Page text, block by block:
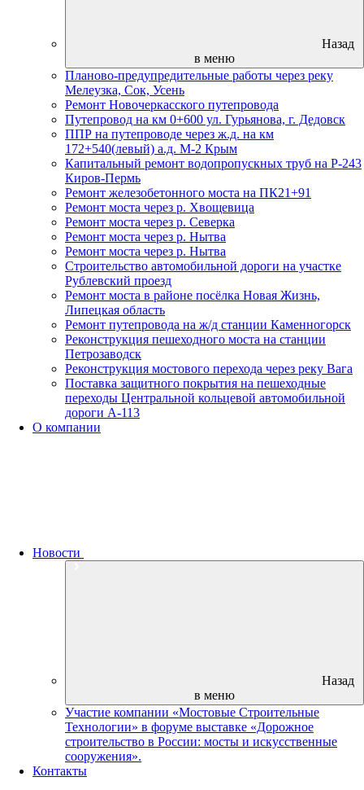
Назад
в меню
Планово-предупредительные работы через реку
Мелеузка, Сок, Усень
Ремонт Новочеркасского путепровода
Путепровод на км 0+600 ул. Гурьянова, г. Дедовск
ППР на путепроводе через ж.д. на км
172+540(левый) а.д. М-2 Крым
Капитальный ремонт водопропускных труб на Р-243
Киров-Пермь
Ремонт железобетонного моста на ПК21+91
Ремонт моста через р. Хвощевица
Ремонт моста через р. Северка
Ремонт моста через р. Нытва
Ремонт моста через р. Нытва
Строительство автомобильной дороги на участке
Рублевский проезд
Ремонт моста в районе посёлка Новая Жизнь,
Липецкая область
Ремонт путепровода на ж/д станции Каменногорск
Реконструкция пешеходного моста на станции
Петрозаводск
Реконструкция мостового перехода через реку Вага
Поставка защитного покрытия на пешеходные
переходы Центральной кольцевой автомобильной
дороги А-113
О компании
Новости
Назад
в меню
Участие компании «Мостовые Строительные
Технологии» в форуме выставке «Дорожное
строительство в России: мосты и искусственные
сооружения».
Контакты